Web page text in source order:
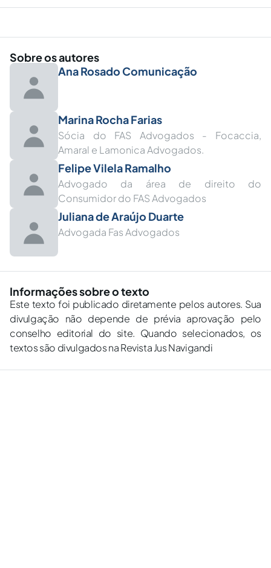
Sobre os autores
Ana Rosado Comunicação
Marina Rocha Farias
Sócia do FAS Advogados - Focaccia,
Amaral e Lamonica Advogados.
Felipe Vilela Ramalho
Advogado da área de direito do
Consumidor do FAS Advogados
Juliana de Araújo Duarte
Advogada Fas Advogados
Informações sobre o texto
Este texto foi publicado diretamente pelos autores. Sua
divulgação não depende de prévia aprovação pelo
conselho editorial do site. Quando selecionados, os
textos são divulgados na Revista Jus Navigandi